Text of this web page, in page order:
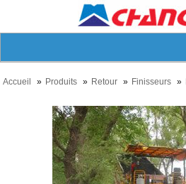
Accueil Produits Retour Finisseurs